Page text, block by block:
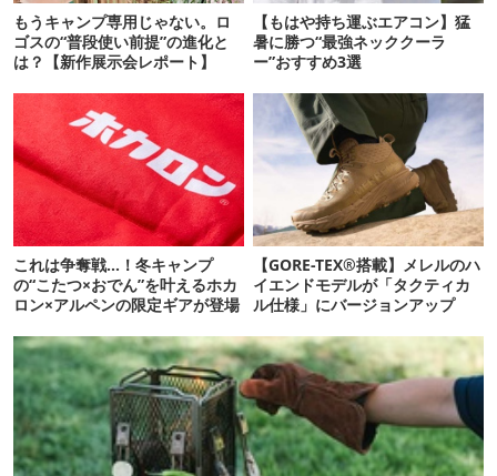
もうキャンプ専用じゃない。ロ
ゴスの“普段使い前提”の進化と
は？【新作展示会レポート】
【もはや持ち運ぶエアコン】猛
暑に勝つ“最強ネッククーラ
ー”おすすめ3選
これは争奪戦…！冬キャンプ
の“こたつ×おでん”を叶えるホカ
ロン×アルペンの限定ギアが登場
【GORE-TEX®搭載】メレルのハ
イエンドモデルが「タクティカ
ル仕様」にバージョンアップ